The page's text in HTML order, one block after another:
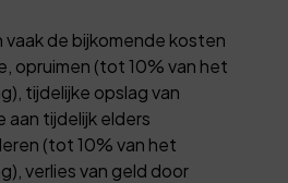
vaak de bijkomende kosten
opruimen (tot 10% van het
tijdelijke opslag van
aan tijdelijk elders
(tot 10% van het
verlies van geld door